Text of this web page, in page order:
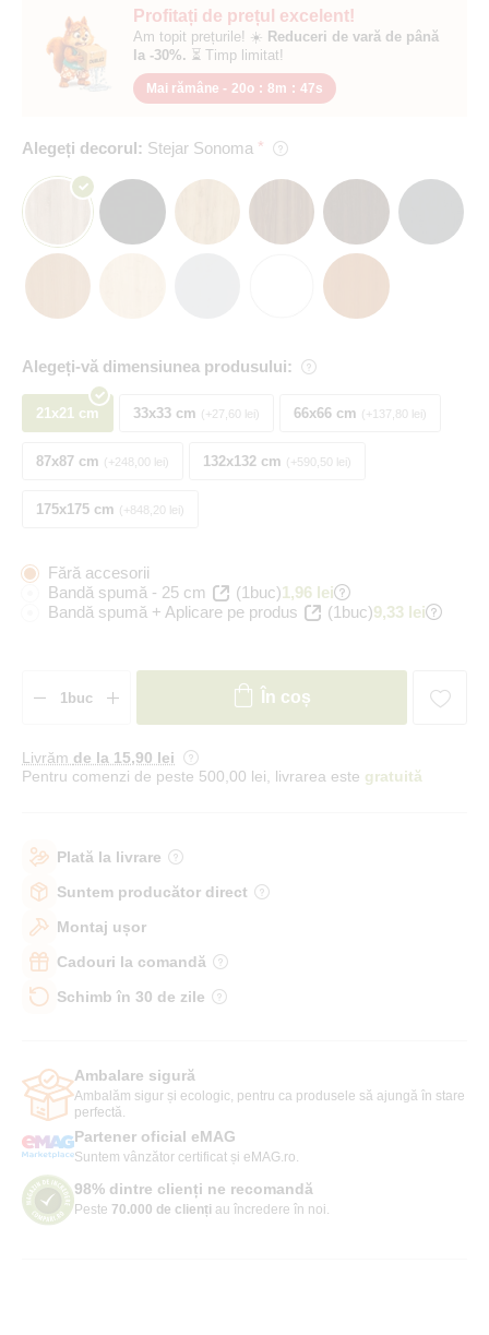
Profitați de prețul excelent!
Am topit prețurile! ☀️ Reduceri de vară de până
la -30%. ⏳ Timp limitat!
Mai rămâne - 20o : 8m : 47s
Alegeți decorul: Stejar Sonoma
Alegeți-vă dimensiunea produsului:
21x21 cm 33x33 cm +27,60 lei 66x66 cm +137,80 lei
87x87 cm +248,00 lei 132x132 cm +590,50 lei
175x175 cm +848,20 lei
Fără accesorii
Bandă spumă - 25 cm
(1buc)1,96 lei
Bandă spumă + Aplicare pe produs
(1buc)9,33 lei
În coș
Livrăm de la 15,90 lei
Pentru comenzi de peste 500,00 lei, livrarea este gratuită
Plată la livrare
Suntem producător direct
Montaj ușor
Cadouri la comandă
Schimb în 30 de zile
Ambalare sigură
Ambalăm sigur și ecologic, pentru ca produsele să ajungă în stare
perfectă.
Partener oficial eMAG
Suntem vânzător certificat și eMAG.ro.
98% dintre clienți ne recomandă
Peste 70.000 de clienți au încredere în noi.